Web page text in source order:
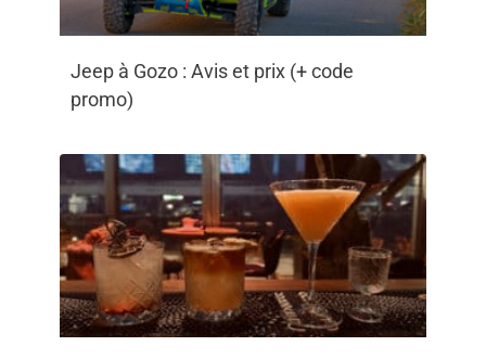
Jeep à Gozo : Avis et prix (+ code
promo)